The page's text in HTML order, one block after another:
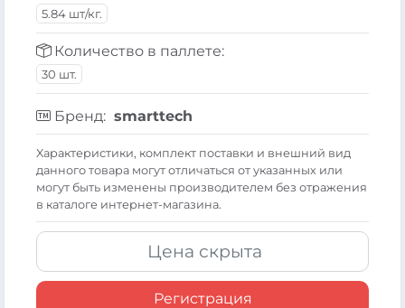
5.84 шт/кг.
Количество в паллете:
30 шт.
Бренд: smarttech
Xарактеристики, комплект поставки и внешний вид
данного товара могут отличаться от указанных или
могут быть изменены производителем без отражения
в каталоге интернет-магазина.
Цена скрыта
Регистрация